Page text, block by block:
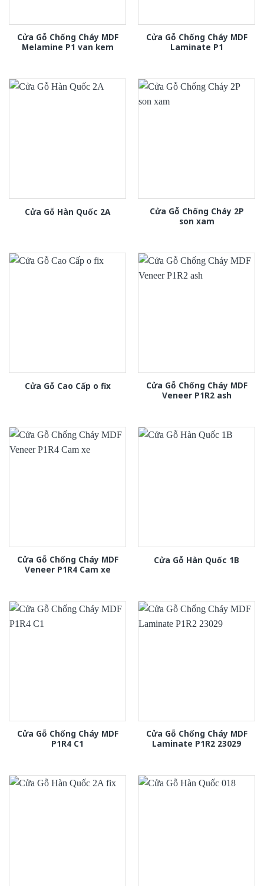
Cửa Gỗ Chống Cháy MDF
Melamine P1 van kem
Cửa Gỗ Chống Cháy MDF
Laminate P1
Cửa Gỗ Hàn Quốc 2A
Cửa Gỗ Chống Cháy 2P
son xam
Cửa Gỗ Cao Cấp o fix
Cửa Gỗ Chống Cháy MDF
Veneer P1R2 ash
Cửa Gỗ Chống Cháy MDF
Veneer P1R4 Cam xe
Cửa Gỗ Hàn Quốc 1B
Cửa Gỗ Chống Cháy MDF
P1R4 C1
Cửa Gỗ Chống Cháy MDF
Laminate P1R2 23029